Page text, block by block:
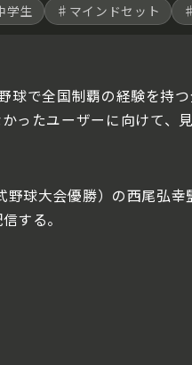
学生 ♯マインドセット
で全国制覇の経験を持
ったユーザーに向けて、見
球大会優勝）の西尾弘
する。